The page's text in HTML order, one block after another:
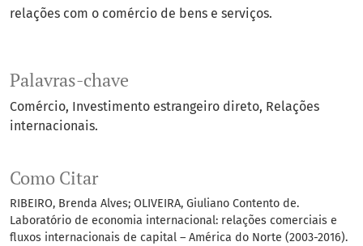
Palavras-chave
Comércio Investimento estrangeiro direto Relações
internacionais.
Como Citar
RIBEIRO, Brenda Alves; OLIVEIRA, Giuliano Contento de.
Laboratório de economia internacional: relações comerciais e
fluxos internacionais de capital – América do Norte (2003-2016).
relações com o comércio de bens e serviços.